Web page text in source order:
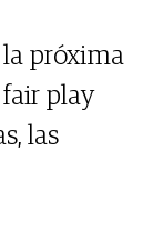
próxima
play
las